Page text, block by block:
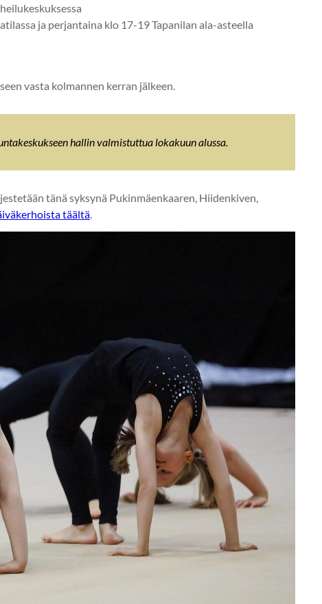
ja perjantaina klo 17-19 Tapanilan ala-asteella
vasta kolmannen kerran jälkeen.
hallin valmistuttua lokakuun alussa.
tänä syksynä Pukinmäenkaaren, Hiidenkiven,
täältä.